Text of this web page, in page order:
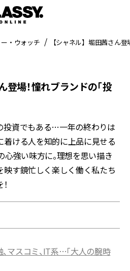
・ウォッチ 【シャネル】堀田茜さん
登場！憧れブランドの「投
投資でもある…一年の終わりは
着ける人を知的に上品に見せる
心強い味方に。理想を思い描き
す鏡――忙しく楽しく働く私たち
、マスコミ、IT系…「大人の腕時